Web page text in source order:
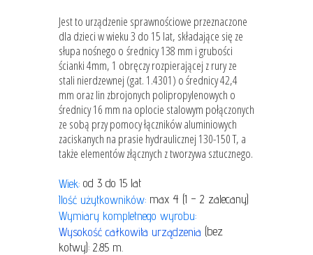
Jest to urządzenie sprawnościowe przeznaczone
dla dzieci w wieku 3 do 15 lat, składające się ze
słupa nośnego o średnicy 138 mm i grubości
ścianki 4mm, 1 obręczy rozpierającej z rury ze
stali nierdzewnej (gat. 1.4301) o średnicy 42,4
mm oraz lin zbrojonych polipropylenowych o
średnicy 16 mm na oplocie stalowym połączonych
ze sobą przy pomocy łączników aluminiowych
zaciskanych na prasie hydraulicznej 130-150 T, a
także elementów złącznych z tworzywa sztucznego.
Wiek: od 3 do 15 lat
Ilość użytkowników: max 4 (1 – 2 zalecany)
Wymiary kompletnego wyrobu:
Wysokość całkowita urządzenia (bez
kotwy): 2.85 m.